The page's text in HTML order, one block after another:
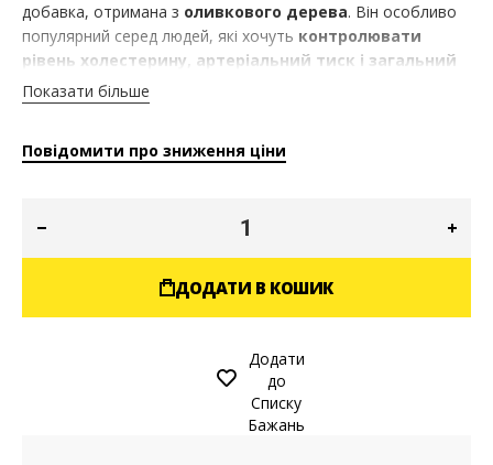
добавка, отримана з оливкового дерева. Він особливо
популярний серед людей, які хочуть контролювати
рівень холестерину, артеріальний тиск і загальний
стан серцево-судинної системи
багате на корисні фенольні сполуки, такі як
формі капсул, його легко вживати.
Показати більше
Повідомити про зниження ціни
ДОДАТИ В КОШИК
Додати
до
Списку
Бажань